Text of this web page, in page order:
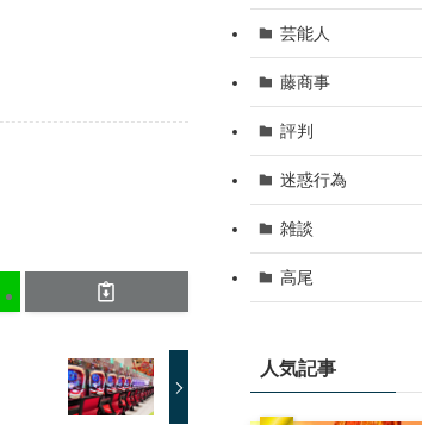
芸能人
藤商事
評判
迷惑行為
雑談
高尾
人気記事